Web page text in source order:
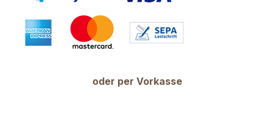
oder per Vorkasse